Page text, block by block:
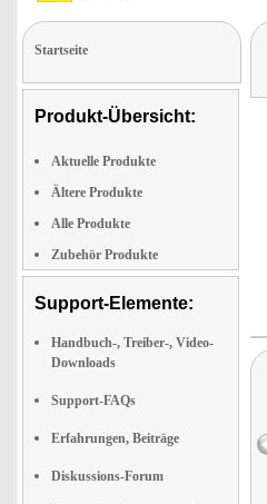
Startseite
Produkt-Übersicht:
Aktuelle Produkte
Ältere Produkte
Alle Produkte
Zubehör Produkte
Support-Elemente:
Handbuch-, Treiber-, Video-
Downloads
Support-FAQs
Erfahrungen, Beiträge
Diskussions-Forum